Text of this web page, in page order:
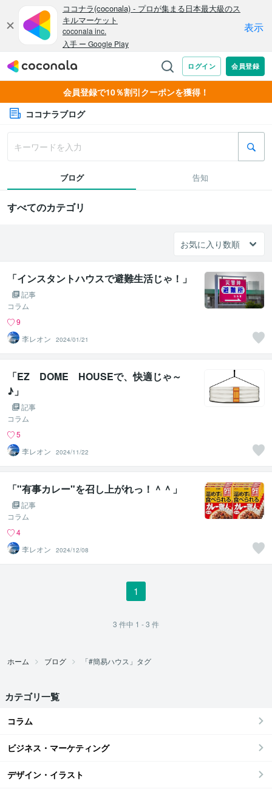
会員登録で10％割引クーポンを獲得！
ココナラブログ
ブログ 告知
すべてのカテゴリ
「インスタントハウスで避難生活じゃ！」
記事
コラム
9
李レオン
2024/01/21
「EZ DOME HOUSEで、快適じゃ～
♪」
記事
コラム
5
李レオン
2024/11/22
「"有事カレー"を召し上がれっ！＾＾」
記事
コラム
4
李レオン
2024/12/08
1
3 件中 1 - 3 件
ホーム ブログ 「#簡易ハウス」タグ
カテゴリ一覧
コラム
ビジネス・マーケティング
デザイン・イラスト